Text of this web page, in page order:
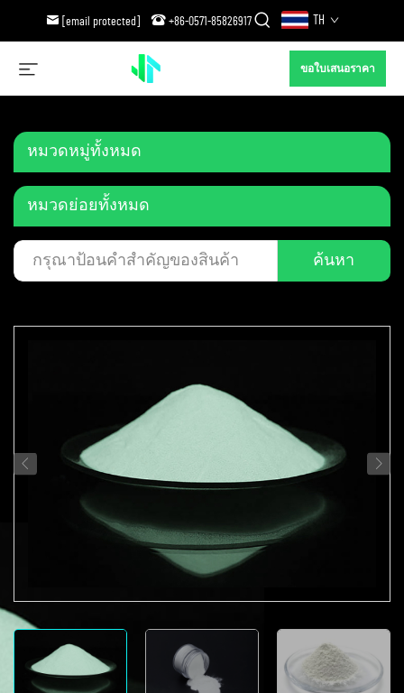
[email protected] +86-0571-85826917 TH
ขอใบเสนอราคา
หมวดหมู่ทั้งหมด
หมวดย่อยทั้งหมด
ค้นหา